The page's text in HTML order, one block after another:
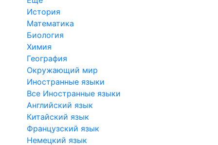
История
Математика
Биология
Химия
География
Окружающий мир
Иностранные языки
Все Иностранные языки
Английский язык
Китайский язык
Французский язык
Немецкий язык